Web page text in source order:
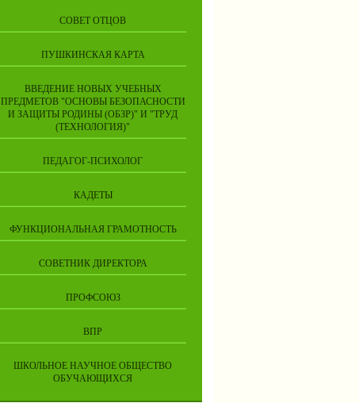
СОВЕТ ОТЦОВ
ПУШКИНСКАЯ КАРТА
ВВЕДЕНИЕ НОВЫХ УЧЕБНЫХ
ПРЕДМЕТОВ "ОСНОВЫ БЕЗОПАСНОСТИ
И ЗАЩИТЫ РОДИНЫ (ОБЗР)" И "ТРУД
(ТЕХНОЛОГИЯ)"
ПЕДАГОГ-ПСИХОЛОГ
КАДЕТЫ
ФУНКЦИОНАЛЬНАЯ ГРАМОТНОСТЬ
СОВЕТНИК ДИРЕКТОРА
ПРОФСОЮЗ
ВПР
ШКОЛЬНОЕ НАУЧНОЕ ОБЩЕСТВО
ОБУЧАЮЩИХСЯ